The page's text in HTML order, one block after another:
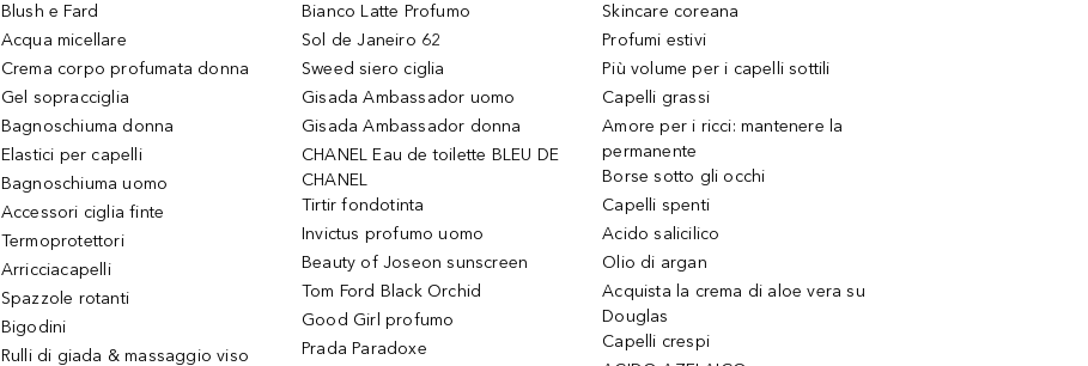
Blush e Fard
Acqua micellare
Crema corpo profumata donna
Gel sopracciglia
Bagnoschiuma donna
Elastici per capelli
Bagnoschiuma uomo
Accessori ciglia finte
Termoprotettori
Arricciacapelli
Spazzole rotanti
Bigodini
Rulli di giada & massaggio viso
Bianco Latte Profumo
Sol de Janeiro 62
Sweed siero ciglia
Gisada Ambassador uomo
Gisada Ambassador donna
CHANEL Eau de toilette BLEU DE
CHANEL
Tirtir fondotinta
Invictus profumo uomo
Beauty of Joseon sunscreen
Tom Ford Black Orchid
Good Girl profumo
Prada Paradoxe
Skincare coreana
Profumi estivi
Più volume per i capelli sottili
Capelli grassi
Amore per i ricci: mantenere la
permanente
Borse sotto gli occhi
Capelli spenti
Acido salicilico
Olio di argan
Acquista la crema di aloe vera su
Douglas
Capelli crespi